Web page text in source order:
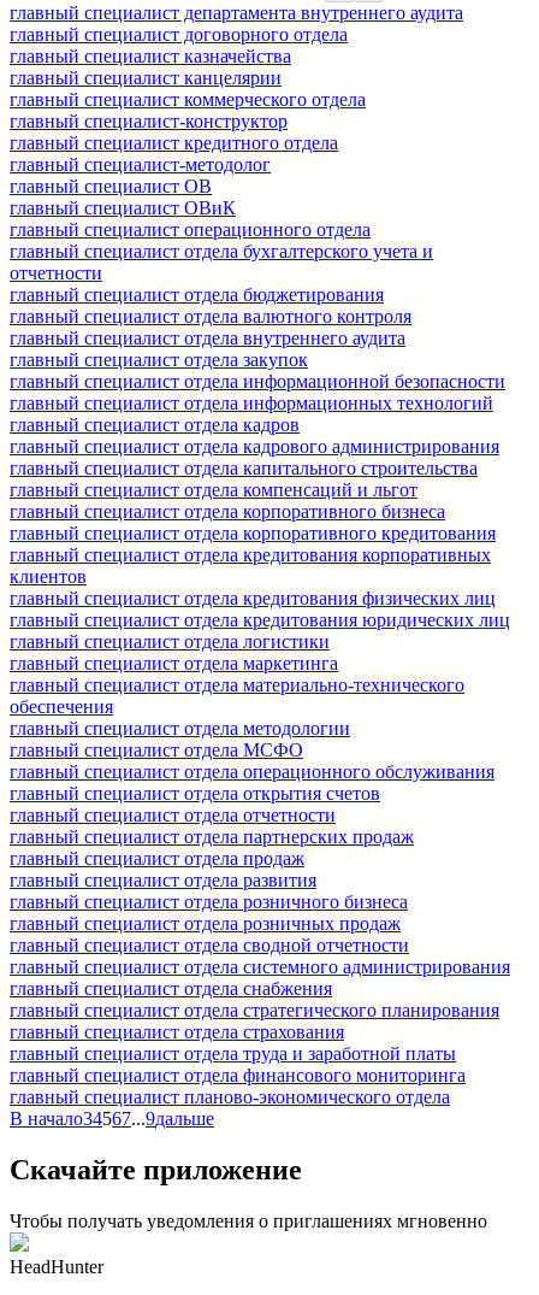
главный специалист департамента внутреннего аудита
главный специалист договорного отдела
главный специалист казначейства
главный специалист канцелярии
главный специалист коммерческого отдела
главный специалист-конструктор
главный специалист кредитного отдела
главный специалист-методолог
главный специалист ОВ
главный специалист ОВиК
главный специалист операционного отдела
главный специалист отдела бухгалтерского учета и
отчетности
главный специалист отдела бюджетирования
главный специалист отдела валютного контроля
главный специалист отдела внутреннего аудита
главный специалист отдела закупок
главный специалист отдела информационной безопасности
главный специалист отдела информационных технологий
главный специалист отдела кадров
главный специалист отдела кадрового администрирования
главный специалист отдела капитального строительства
главный специалист отдела компенсаций и льгот
главный специалист отдела корпоративного бизнеса
главный специалист отдела корпоративного кредитования
главный специалист отдела кредитования корпоративных
клиентов
главный специалист отдела кредитования физических лиц
главный специалист отдела кредитования юридических лиц
главный специалист отдела логистики
главный специалист отдела маркетинга
главный специалист отдела материально-технического
обеспечения
главный специалист отдела методологии
главный специалист отдела МСФО
главный специалист отдела операционного обслуживания
главный специалист отдела открытия счетов
главный специалист отдела отчетности
главный специалист отдела партнерских продаж
главный специалист отдела продаж
главный специалист отдела развития
главный специалист отдела розничного бизнеса
главный специалист отдела розничных продаж
главный специалист отдела сводной отчетности
главный специалист отдела системного администрирования
главный специалист отдела снабжения
главный специалист отдела стратегического планирования
главный специалист отдела страхования
главный специалист отдела труда и заработной платы
главный специалист отдела финансового мониторинга
главный специалист планово-экономического отдела
В начало34567...9дальше
Скачайте приложение
Чтобы получать уведомления о приглашениях мгновенно
HeadHunter